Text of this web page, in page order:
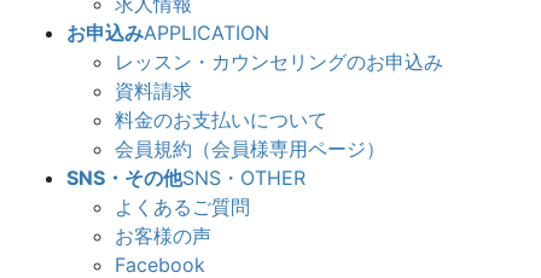
お申込みAPPLICATION
レッスン・カウンセリングのお申込み
資料請求
料金のお支払いについて
会員規約（会員様専用ページ）
SNS・その他SNS・OTHER
よくあるご質問
お客様の声
Facebook